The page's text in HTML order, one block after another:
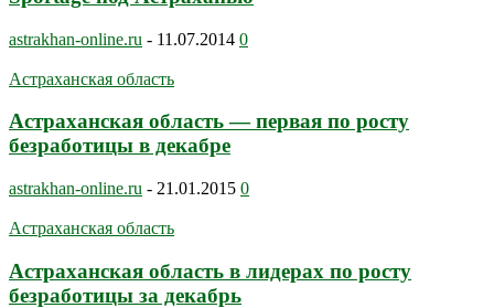
astrakhan-online.ru - 11.07.2014 0
Астраханская область
Астраханская область — первая по росту
безработицы в декабре
astrakhan-online.ru - 21.01.2015 0
Астраханская область
Астраханская область в лидерах по росту
безработицы за декабрь